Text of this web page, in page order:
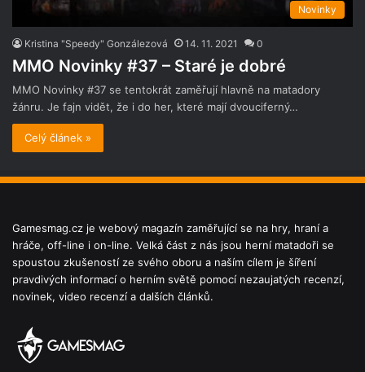
Novinky
Kristina "Speedy" Gonzálezová 14. 11. 2021 0
MMO Novinky #37 – Staré je dobré
MMO Novinky #37 se tentokrát zaměřují hlavně na matadory
žánru. Je fajn vidět, že i do her, které mají dvouciferný…
Celý článek »
Gamesmag.cz je webový magazín zaměřující se na hry, hraní a
hráče, off-line i on-line. Velká část z nás jsou herní matadoři se
spoustou zkušeností ze svého oboru a naším cílem je šíření
pravdivých informací o herním světě pomocí nezaujatých recenzí,
novinek, video recenzí a dalších článků.